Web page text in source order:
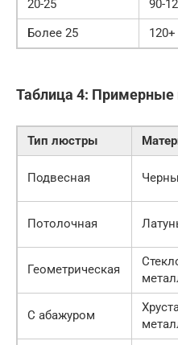
20-25 90-
Более 25
120+
Таблица 4:
Тип люстры
Подвесная
Потолочная
Геометрическая
С абажуром